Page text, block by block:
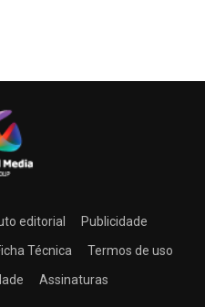
editorial
Publicidade
Técnica
Termos de uso
Assinaturas